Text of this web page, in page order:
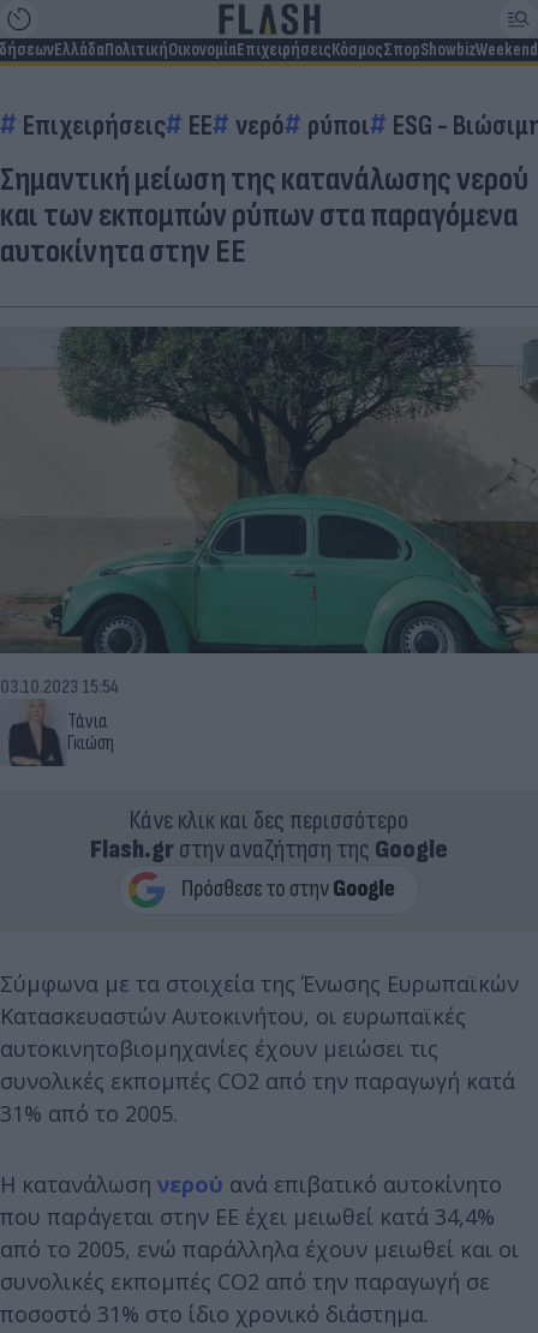
ΕλλάδαΠολιτικήΟικονομίαΕπιχειρήσειςΚόσμοςΣπορShowbizWeekend
Επιχειρήσεις EE νερό ρύποι ESG -
Σημαντική μείωση της κατανάλωσης νερού
και των εκπομπών ρύπων στα παραγόμενα
αυτοκίνητα στην ΕΕ
Τάνια
Γκιώση
03.10.2023 15:54
Κάνε κλικ και δες περισσότερο
Flash.grστην αναζήτηση της Google
Σύμφωνα με τα στοιχεία της Ένωσης Ευρωπαϊκών
Κατασκευαστών Αυτοκινήτου, οι ευρωπαϊκές
αυτοκινητοβιομηχανίες έχουν μειώσει τις
συνολικές εκπομπές CO2 από την παραγωγή κατά
31% από το 2005.
Η κατανάλωση νερού ανά επιβατικό αυτοκίνητο
που παράγεται στην ΕΕ έχει μειωθεί κατά 34,4%
από το 2005, ενώ παράλληλα έχουν μειωθεί και οι
συνολικές εκπομπές CO2 από την παραγωγή σε
ποσοστό 31% στο ίδιο χρονικό διάστημα.